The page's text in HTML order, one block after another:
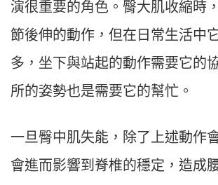
演很重要的角色。臀大肌收縮時
節後伸的動作，但在日常生活中
多，坐下與站起的動作需要它的
所的姿勢也是需要它的幫忙。
一旦臀中肌失能，除了上述動作
會進而影響到脊椎的穩定，造成